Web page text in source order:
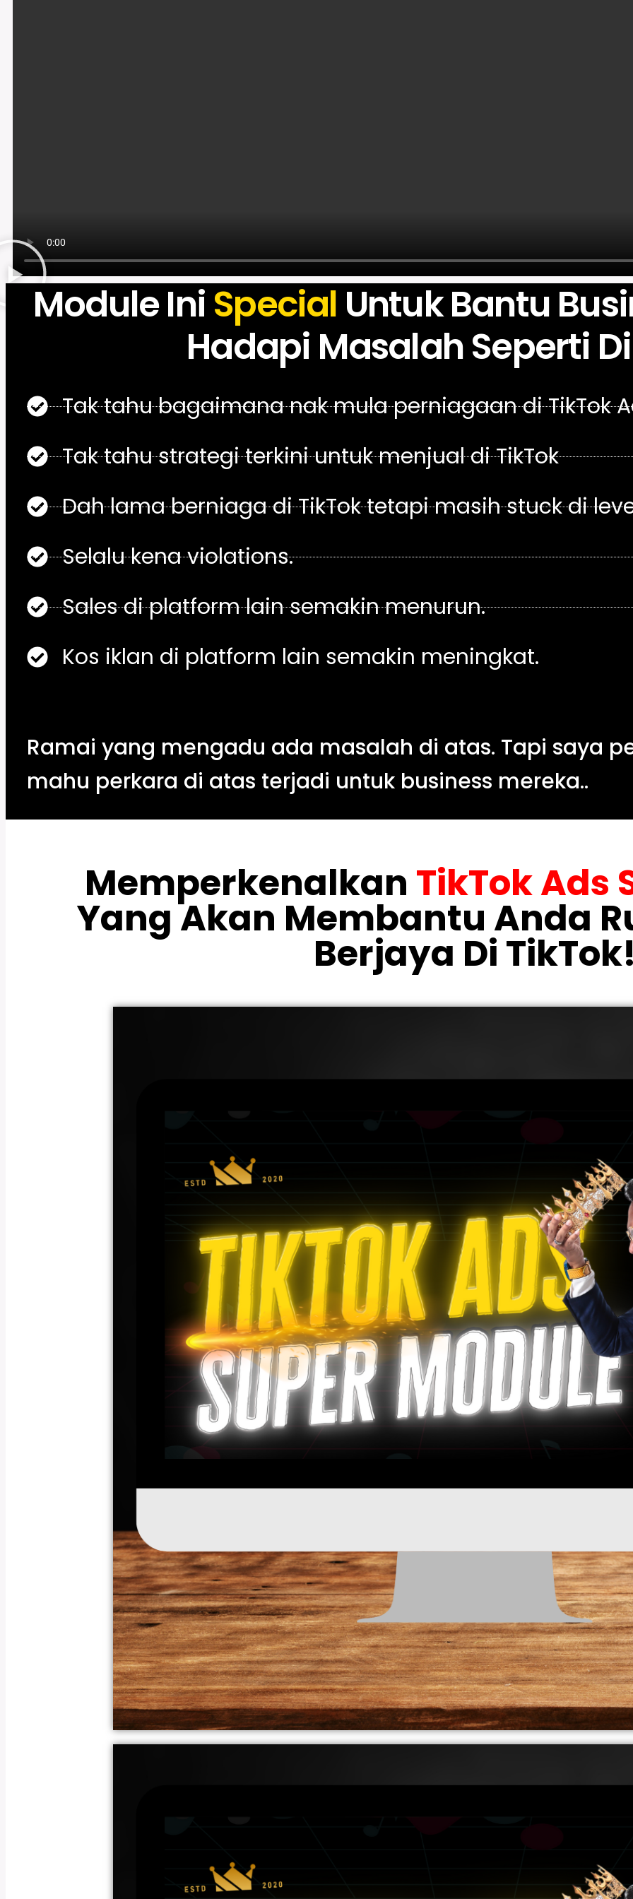
Module Ini Special Untuk Bantu
Hadapi Masalah Seperti
Tak tahu bagaimana nak mula perniagaan di TikTok
Tak tahu strategi terkini untuk menjual di TikTok
Dah lama berniaga di TikTok tetapi masih stuck di
Selalu kena violations.
Sales di platform lain semakin menurun.
Kos iklan di platform lain semakin meningkat.
Ramai yang mengadu ada masalah di atas. Tapi saya
mahu perkara di atas terjadi untuk business mereka..
Memperkenalkan TikTok Ads
Yang Akan Membantu Anda
Berjaya Di